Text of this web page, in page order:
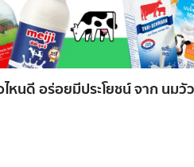
นดี อร่อยมีประโยชน์ จาก นมวั